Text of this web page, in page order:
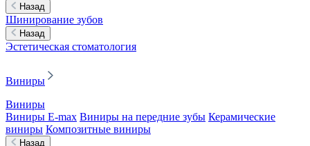
Назад
Шинирование зубов
Назад
Эстетическая стоматология
Виниры
Виниры
Виниры E-max Виниры на передние зубы Керамические
виниры Композитные виниры
Назад